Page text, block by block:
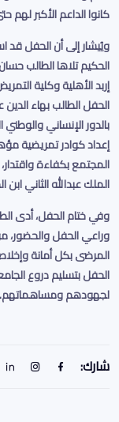
كانوا الداعم الأكبر لهم
ويُيشار إلى أن الحفل قد
الحكيم تلاها الطالب
إربد الأهلية وكلية
الحفل الطالب بهاء
بالدور الإنساني
إعداد كوادر تمريضية
المجتمع بكفاءة
الملك عبدالله الثاني ابن
وفي ختام الحفل، أدى
وراعي الحفل والحضور،
المرضى بكل أمانة
الحفل بتسليم دروع
لجهودهم ومساهماتهم.
شارك: